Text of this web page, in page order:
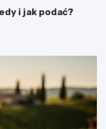
i jak podać?